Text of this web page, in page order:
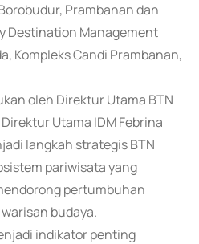
Prambanan dan
Destination Management
Kompleks Candi Prambanan,
oleh Direktur Utama BTN
Utama IDM Febrina
langkah strategis BTN
pariwisata yang
pertumbuhan
budaya.
indikator penting